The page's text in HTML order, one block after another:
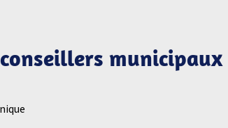
municipaux